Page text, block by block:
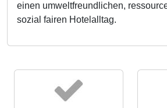
einen umweltfreundlichen,
sozial fairen Hotelalltag.